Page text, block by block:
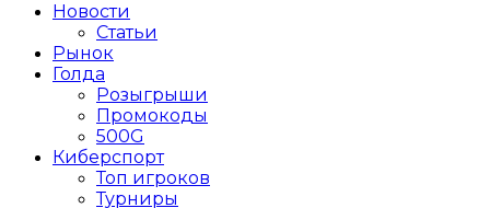
Новости
Статьи
Рынок
Голда
Розыгрыши
Промокоды
500G
Киберспорт
Топ игроков
Турниры